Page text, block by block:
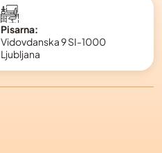
Pisarna:
Vidovdanska 9 SI-1000
Ljubljana